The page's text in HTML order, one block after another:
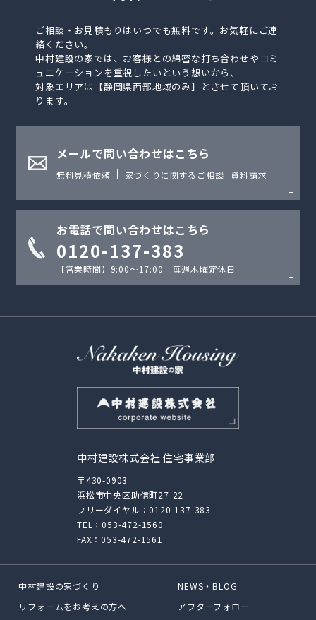
ご相談・お見積もりはいつでも無料です。お気軽にご連
絡ください。
中村建設の家では、お客様との綿密な打ち合わせやコミ
ュニケーションを重視したいという想いから、
対象エリアは【静岡県西部地域のみ】とさせて頂いてお
ります。
メールで問い合わせはこちら
無料見積依頼 家づくりに関するご相談 資料請求
お電話で問い合わせはこちら
0120-137-383
【営業時間】9:00〜17:00 毎週木曜定休日
中村建設株式会社 住宅事業部
〒430-0903
浜松市中央区助信町27-22
フリーダイヤル：0120-137-383
TEL：053-472-1560
FAX：053-472-1561
中村建設の家づくり
リフォームをお考えの方へ
NEWS・BLOG
アフターフォロー